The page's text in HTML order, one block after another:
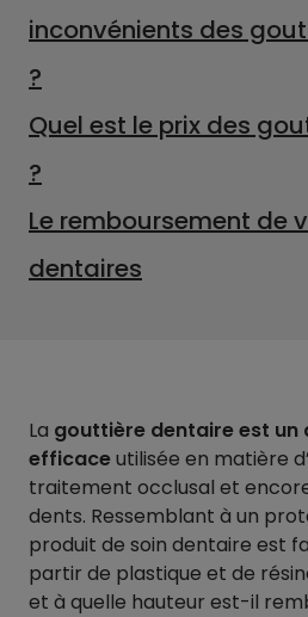
inconvénients des
?
Quel est le prix des
?
Le remboursement de
dentaires
La gouttière dentaire est un
efficaceutilisée en matière
traitement occlusal et
dents. Ressemblant à un
produit de soin dentaire est
partir de plastique et de
et à quelle hauteur est-il